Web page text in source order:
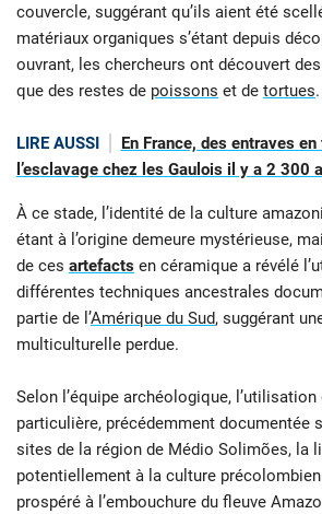
couvercle, suggérant qu’ils aient été
matériaux organiques s’étant depuis
ouvrant, les chercheurs ont découvert
que des restes de poissons et de tortues.
LIRE AUSSI
En France, des entraves
l’esclavage chez les Gaulois il y a 2 300
À ce stade, l’identité de la culture
étant à l’origine demeure mystérieuse,
de ces artefacts en céramique a révélé
différentes techniques ancestrales
partie de l’Amérique du Sud, suggérant
multiculturelle perdue.
Selon l’équipe archéologique, l’utilisation
particulière, précédemment documentée
sites de la région de Médio Solimões, la
potentiellement à la culture
prospéré à l’embouchure du fleuve